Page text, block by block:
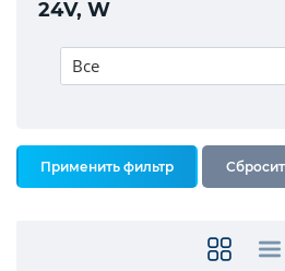
24V, W
Все